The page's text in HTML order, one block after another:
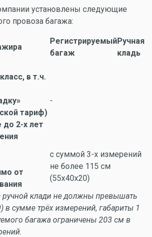
установлены следующие
провоза багажа:
Регистрируемый
багаж
Ручная
кладь
в т.ч.
-
тариф)
до 2-х лет
от
с суммой 3-х измерений
не более 115 см
(55х40х20)
ручной клади не должны превышать
в сумме трёх измерений, габариты 1
багажа ограничены 203 см в